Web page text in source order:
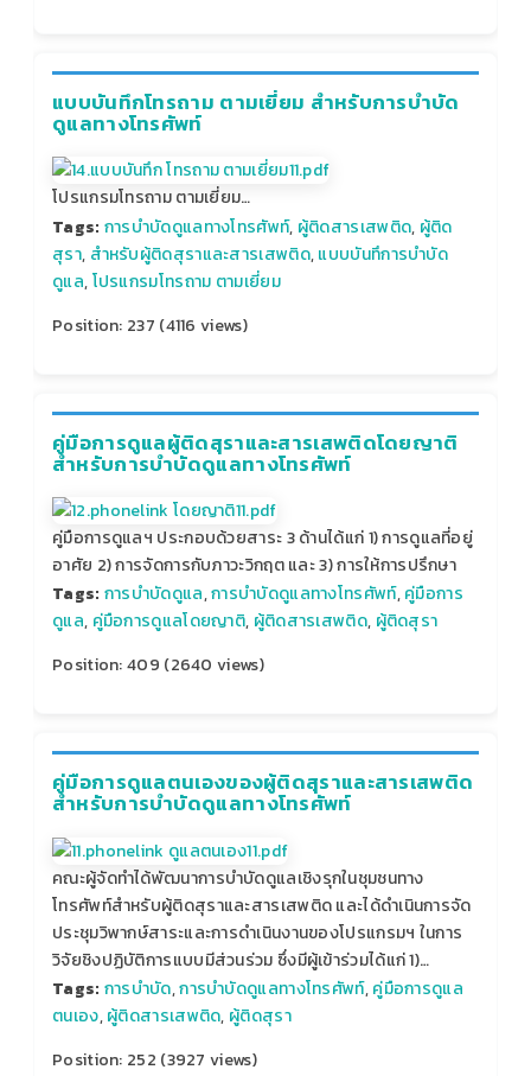
แบบบันทึกโทรถาม ตามเยี่ยม สำหรับการบำบัด
ดูแลทางโทรศัพท์
โปรแกรมโทรถาม ตามเยี่ยม…
Tags: การบำบัดดูแลทางโทรศัพท์, ผู้ติดสารเสพติด, ผู้ติด
สุรา, สำหรับผู้ติดสุราและสารเสพติด,แบบบันทึการบำบัด
ดูแล,โปรแกรมโทรถาม ตามเยี่ยม
Position: 237 (4116 views)
คู่มือการดูแลผู้ติดสุราและสารเสพติดโดยญาติ
สำหรับการบำบัดดูแลทางโทรศัพท์
คู่มือการดูแลฯ ประกอบด้วยสาระ 3 ด้านได้แก่ 1) การดูแลที่อยู่
อาศัย 2) การจัดการกับภาวะวิกฤต และ 3) การให้การปรึกษา
Tags: การบำบัดดูแล,การบำบัดดูแลทางโทรศัพท์,คู่มือการ
ดูแล, คู่มือการดูแลโดยญาติ, ผู้ติดสารเสพติด, ผู้ติดสุรา
Position:409 (2640 views)
คู่มือการดูแลตนเองของผู้ติดสุราและสารเสพติด
สำหรับการบำบัดดูแลทางโทรศัพท์
คณะผู้จัดทำได้พัฒนาการบำบัดดูแลเชิงรุกในชุมชนทาง
โทรศัพท์สำหรับผู้ติดสุราและสารเสพติด และได้ดำเนินการจัด
ประชุมวิพากษ์สาระและการดำเนินงานของโปรแกรมฯ ในการ
วิจัยชิงปฏิบัติการแบบมีส่วนร่วม ซึ่งมีผู้เข้าร่วมได้แก่ 1)…
Tags: การบำบัด,การบำบัดดูแลทางโทรศัพท์,คู่มือการดูแล
ตนเอง,ผู้ติดสารเสพติด, ผู้ติดสุรา
Position: 252 (3927 views)